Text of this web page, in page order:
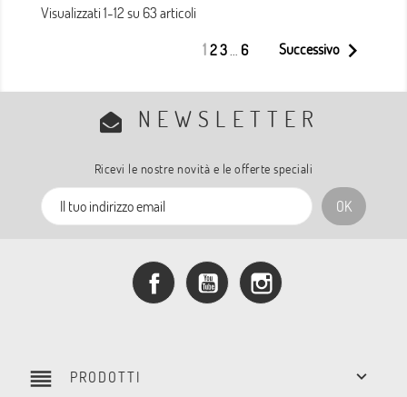
Visualizzati 1-12 su 63 articoli
1 23… 6 Successivo
NEWSLETTER
Ricevi le nostre novità e le offerte speciali
Facebook YouTube
reorder PRODOTTI 